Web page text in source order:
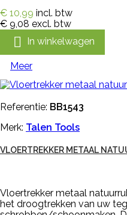
€ 10,99 incl. btw
€ 9,08 excl. btw
 In winkelwagen
Meer
Referentie: BB1543
Merk: Talen Tools
VLOERTREKKER METAAL
Vloertrekker metaal
het droogtrekken van uw